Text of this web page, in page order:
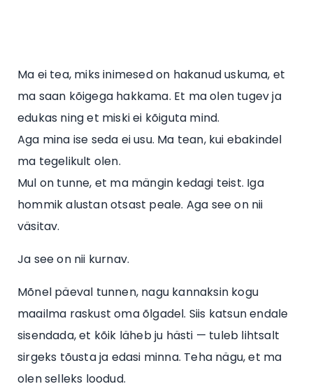
Ma ei tea, miks inimesed on hakanud uskuma, et
ma saan kõigega hakkama. Et ma olen tugev ja
edukas ning et miski ei kõiguta mind.
Aga mina ise seda ei usu. Ma tean, kui ebakindel
ma tegelikult olen.
Mul on tunne, et ma mängin kedagi teist. Iga
hommik alustan otsast peale. Aga see on nii
väsitav.
Ja see on nii kurnav.
Mõnel päeval tunnen, nagu kannaksin kogu
maailma raskust oma õlgadel. Siis katsun endale
sisendada, et kõik läheb ju hästi — tuleb lihtsalt
sirgeks tõusta ja edasi minna. Teha nägu, et ma
olen selleks loodud.